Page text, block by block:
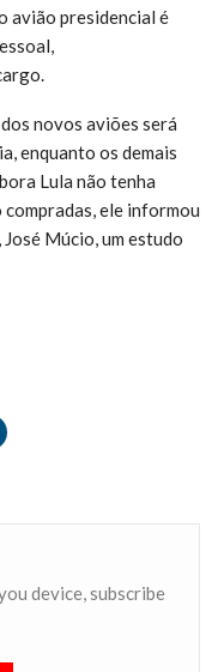
avião presidencial é
novos aviões será
enquanto os demais
Lula não tenha
ele informou
Múcio, um estudo
device, subscribe